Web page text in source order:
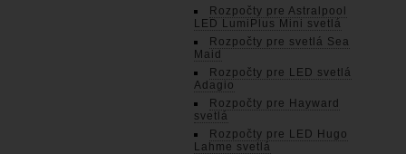
Rozpočty pre Astralpool
LED LumiPlus Mini svetlá
Rozpočty pre svetlá Sea
Maid
Rozpočty pre LED svetlá
Adagio
Rozpočty pre Hayward
svetlá
Rozpočty pre LED Hugo
Lahme svetlá